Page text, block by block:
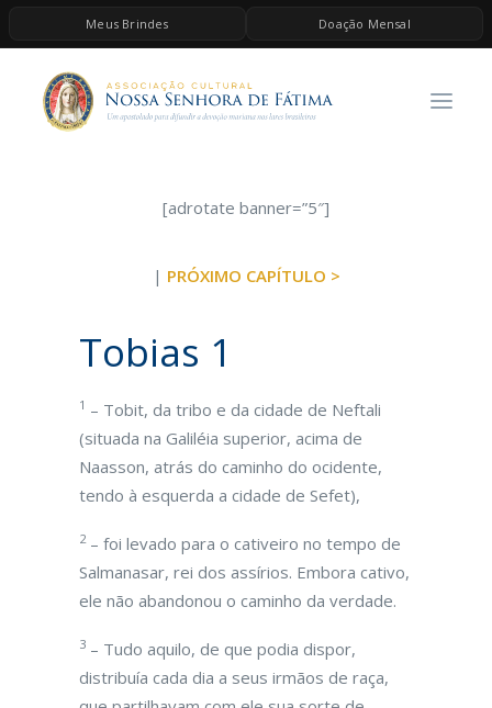
Meus Brindes Doação Mensal
HOME
A ASSOCIAÇÃO
ESPIRITUALIDADE[adrotate banner=”5″]
| PRÓXIMO CAPÍTULO >
Tobias 1
1 – Tobit, da tribo e da cidade de Neftali
(situada na Galiléia superior, acima de
Naasson, atrás do caminho do ocidente,
tendo à esquerda a cidade de Sefet),
2– foi levado para o cativeiro no tempo de
Salmanasar, rei dos assírios. Embora cativo,
ele não abandonou o caminho da verdade.
3 – Tudo aquilo, de que podia dispor,
distribuía cada dia a seus irmãos de raça,